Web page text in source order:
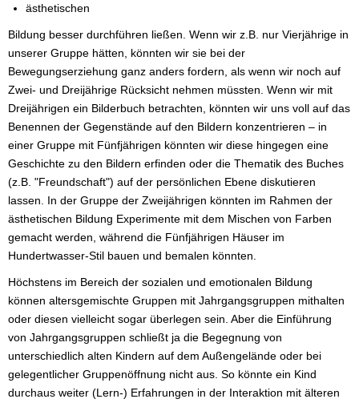
ästhetischen
Bildung besser durchführen ließen. Wenn wir z.B. nur Vierjährige in
unserer Gruppe hätten, könnten wir sie bei der
Bewegungserziehung ganz anders fordern, als wenn wir noch auf
Zwei- und Dreijährige Rücksicht nehmen müssten. Wenn wir mit
Dreijährigen ein Bilderbuch betrachten, könnten wir uns voll auf das
Benennen der Gegenstände auf den Bildern konzentrieren – in
einer Gruppe mit Fünfjährigen könnten wir diese hingegen eine
Geschichte zu den Bildern erfinden oder die Thematik des Buches
(z.B. "Freundschaft") auf der persönlichen Ebene diskutieren
lassen. In der Gruppe der Zweijährigen könnten im Rahmen der
ästhetischen Bildung Experimente mit dem Mischen von Farben
gemacht werden, während die Fünfjährigen Häuser im
Hundertwasser-Stil bauen und bemalen könnten.
Höchstens im Bereich der sozialen und emotionalen Bildung
können altersgemischte Gruppen mit Jahrgangsgruppen mithalten
oder diesen vielleicht sogar überlegen sein. Aber die Einführung
von Jahrgangsgruppen schließt ja die Begegnung von
unterschiedlich alten Kindern auf dem Außengelände oder bei
gelegentlicher Gruppenöffnung nicht aus. So könnte ein Kind
durchaus weiter (Lern-) Erfahrungen in der Interaktion mit älteren